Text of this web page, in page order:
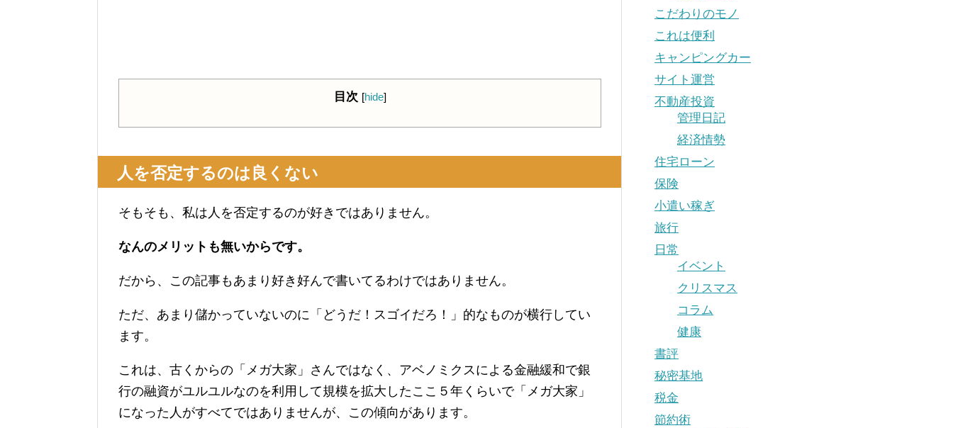
目次 [hide]
人を否定するのは良くない
そもそも、私は人を否定するのが好きではありません。
なんのメリットも無いからです。
だから、この記事もあまり好き好んで書いてるわけではありません。
ただ、あまり儲かっていないのに「どうだ！スゴイだろ！」的なものが横行してい
ます。
これは、古くからの「メガ大家」さんではなく、アベノミクスによる金融緩和で銀
行の融資がユルユルなのを利用して規模を拡大したここ５年くらいで「メガ大家」
になった人がすべてではありませんが、この傾向があります。
こだわりのモノ
これは便利
キャンピングカー
サイト運営
不動産投資
管理日記
経済情勢
住宅ローン
保険
小遣い稼ぎ
旅行
日常
イベント
クリスマス
コラム
健康
書評
秘密基地
税金
節約術